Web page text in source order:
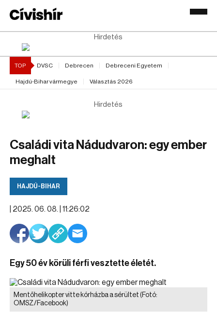
Hirdetés
TOP DVSC Debrecen Debreceni Egyetem
Hajdú-Bihar vármegye Választás 2026
Hirdetés
Családi vita Nádudvaron: egy ember
meghalt
HAJDÚ-BIHAR
2025. 06. 08. | 11:26:02
Egy 50 év körüli férfi vesztette életét.
Mentőhelikopter vitte kórházba a sérültet (Fotó:
OMSZ/Facebook)